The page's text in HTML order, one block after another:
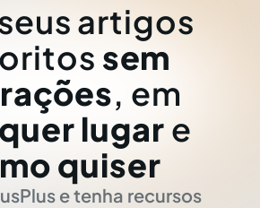
artigos
sem
, em
lugar e
quiser
e tenha recursos